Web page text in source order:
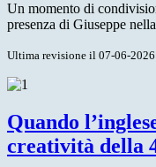
Un momento di
presenza di Giuseppe
Ultima revisione il 07-06-2026
Quando
creatività della